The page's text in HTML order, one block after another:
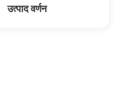
उत्पाद वर्णन